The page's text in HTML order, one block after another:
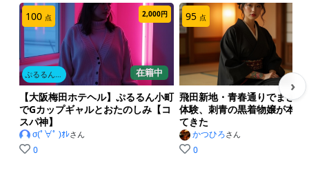
プレイ詳細
脱衣すると、綺麗なタトゥーがブラジャーの刺繍と見
事にマッチしていて、目を見張ります。
綺麗なタトゥーね！
と褒めると、
›
100 点 2,000円
ぷるるん小町梅田店 在籍中
【大阪梅田ホテヘル】ぷるるん小町
でGカップギャルとおたのしみ【コ
スパ神】
σ(ﾟ∀ﾟ )ｵﾚさん
0
95 点
飛田新地・青春通りでまさか
体験、刺青の黒着物嬢が本気
てきた
かつひろさん
0